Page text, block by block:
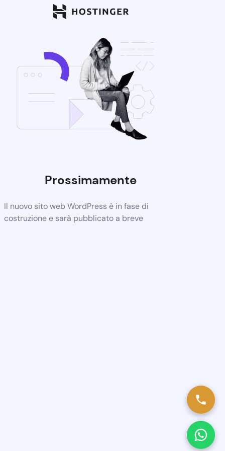
Prossimamente
Il nuovo sito web WordPress è in fase di
costruzione e sarà pubblicato a breve